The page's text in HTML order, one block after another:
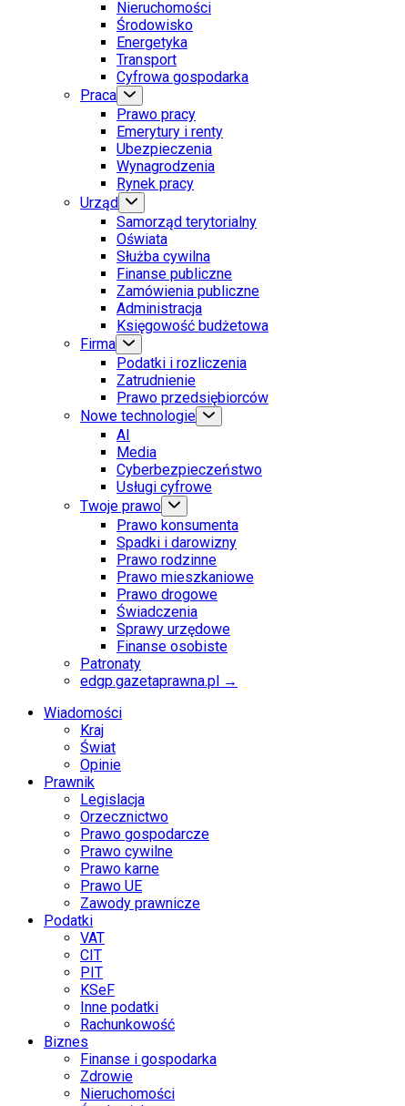
Nieruchomości
Środowisko
Energetyka
Transport
Cyfrowa gospodarka
Praca
Prawo pracy
Emerytury i renty
Ubezpieczenia
Wynagrodzenia
Rynek pracy
Urząd
Samorząd terytorialny
Oświata
Służba cywilna
Finanse publiczne
Zamówienia publiczne
Administracja
Księgowość budżetowa
Firma
Podatki i rozliczenia
Zatrudnienie
Prawo przedsiębiorców
Nowe technologie
AI
Media
Cyberbezpieczeństwo
Usługi cyfrowe
Twoje prawo
Prawo konsumenta
Spadki i darowizny
Prawo rodzinne
Prawo mieszkaniowe
Prawo drogowe
Świadczenia
Sprawy urzędowe
Finanse osobiste
Patronaty
edgp.gazetaprawna.pl →
Wiadomości
Kraj
Świat
Opinie
Prawnik
Legislacja
Orzecznictwo
Prawo gospodarcze
Prawo cywilne
Prawo karne
Prawo UE
Zawody prawnicze
Podatki
VAT
CIT
PIT
KSeF
Inne podatki
Rachunkowość
Biznes
Finanse i gospodarka
Zdrowie
Nieruchomości